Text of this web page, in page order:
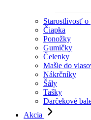
Starostlivosť o
Čiapka
Ponožky
Gumičky
Čelenky
Mašle do
Nákrčníky
Šály
Tašky
Darčekové
Akcia